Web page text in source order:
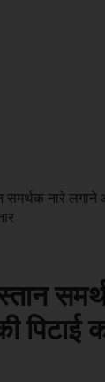
समर्थक नारे
पिटाई